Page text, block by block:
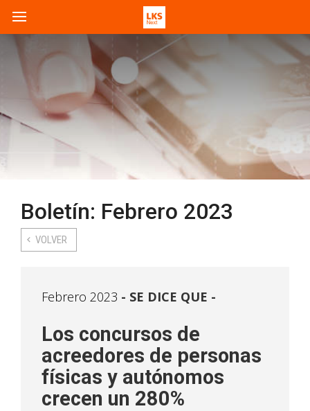
Boletín: Febrero 2023
VOLVER
Febrero 2023 SE DICE QUE -
Los concursos de
acreedores de personas
físicas y autónomos
crecen un 280%